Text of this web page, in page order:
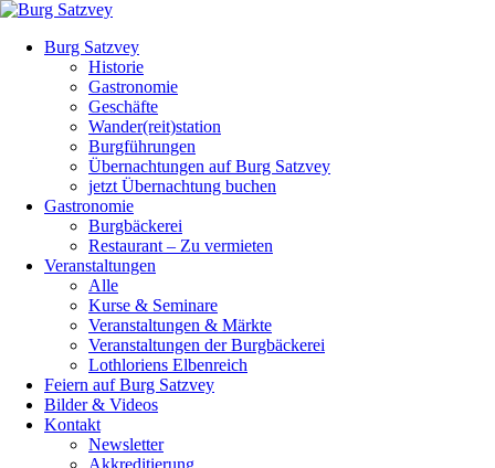
Burg Satzvey
Historie
Gastronomie
Geschäfte
Wander(reit)station
Burgführungen
Übernachtungen auf Burg Satzvey
jetzt Übernachtung buchen
Gastronomie
Burgbäckerei
Restaurant – Zu vermieten
Veranstaltungen
Alle
Kurse & Seminare
Veranstaltungen & Märkte
Veranstaltungen der Burgbäckerei
Lothloriens Elbenreich
Feiern auf Burg Satzvey
Bilder & Videos
Kontakt
Newsletter
Akkreditierung